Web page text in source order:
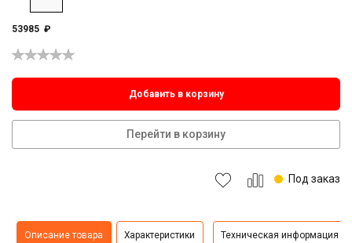
53985 ₽
Добавить в корзину
Перейти в корзину
Под заказ
Описание товара Характеристики Техническая информация